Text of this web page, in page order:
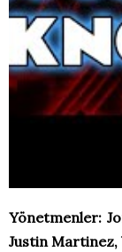
Yönetmenler:
Justin Martinez,